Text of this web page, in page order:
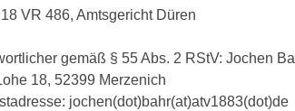
VR 486, Amtsgericht Düren
gemäß § 55 Abs. 2 RStV: Jochen
18, 52399 Merzenich
jochen(dot)bahr(at)atv1883(dot)de